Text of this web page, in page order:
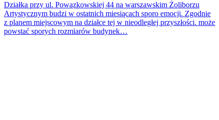
Działka przy ul. Powązkowskiej 44 na warszawskim Żoliborzu
Artystycznym budzi w ostatnich miesiącach sporo emocji. Zgodnie
z planem miejscowym na działce tej w nieodległej przyszłości. może
powstać sporych rozmiarów budynek…